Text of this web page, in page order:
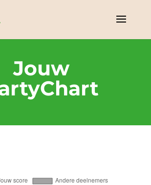
Jouw